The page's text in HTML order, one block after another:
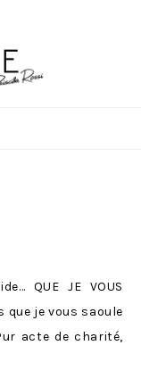
QUE JE VOUS
que je vous saoule
acte de charité,